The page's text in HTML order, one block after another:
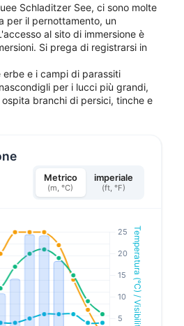
Schladitzer See, ci sono molte
per il pernottamento, un
al sito di immersione è
Si prega di registrarsi in
e i campi di parassiti
per i lucci più grandi,
branchi di persici, tinche e
Metrico
(m, °C)
imperiale
(ft, °F)